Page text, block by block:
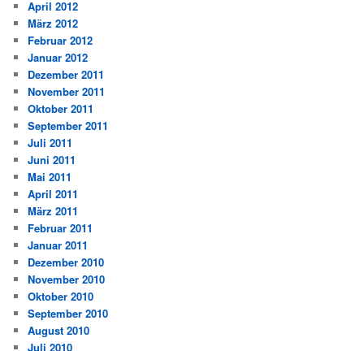
April 2012
März 2012
Februar 2012
Januar 2012
Dezember 2011
November 2011
Oktober 2011
September 2011
Juli 2011
Juni 2011
Mai 2011
April 2011
März 2011
Februar 2011
Januar 2011
Dezember 2010
November 2010
Oktober 2010
September 2010
August 2010
Juli 2010